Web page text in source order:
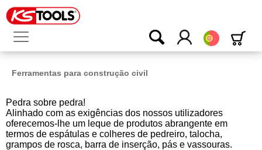
Português
Ferramentas para construção civil
Pedra sobre pedra!
Alinhado com as exigências dos nossos utilizadores
oferecemos-lhe um leque de produtos abrangente em
termos de espátulas e colheres de pedreiro, talocha,
grampos de rosca, barra de inserção, pás e vassouras.